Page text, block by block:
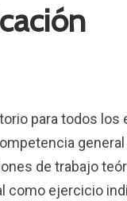
para todos los
de trabajo
como ejercicio